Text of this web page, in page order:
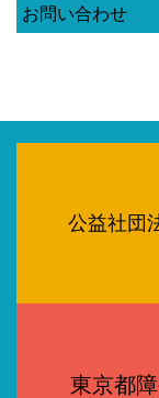
お問い合わせ
公益社団
東京都